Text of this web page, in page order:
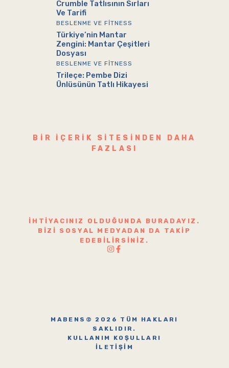
Crumble Tatlısının Sırları
Ve Tarifi
BESLENME VE FITNESS
Türkiye’nin Mantar
Zengini: Mantar Çeşitleri
Dosyası
BESLENME VE FITNESS
Trileçe: Pembe Dizi
Ünlüsünün Tatlı Hikayesi
BIR IÇERIK SITESINDEN DAHA
FAZLASI
İHTIYACINIZ OLDUĞUNDA BURADAYIZ.
BIZI SOSYAL MEDYADAN DA TAKIP
EDEBILIRSINIZ.
MABENS© 2026 TÜM HAKLARI
SAKLIDIR.
KULLANIM KOŞULLARI
İLETIŞIM